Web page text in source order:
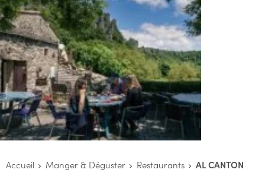
Accueil Manger & Déguster Restaurants AL CANTON